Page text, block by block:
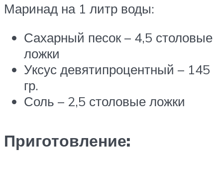
Маринад на 1 литр воды:
Сахарный песок – 4,5 столовые
ложки
Уксус девятипроцентный – 145
гр.
Соль – 2,5 столовые ложки
Приготовление: